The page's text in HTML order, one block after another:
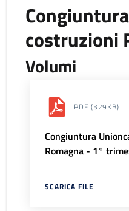
costruzioni
Volumi
PDF (329KB)
Congiuntura
Romagna - 1°
SCARICA FILE